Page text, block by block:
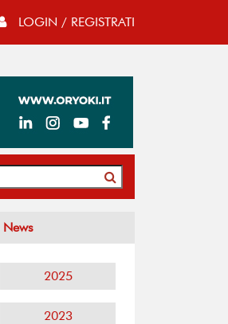
LOGIN / REGISTRATI
News
2025
2023